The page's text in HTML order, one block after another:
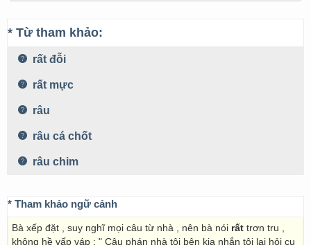
* Từ tham khảo:
rất đỗi
rất mực
râu
râu cá chốt
râu chim
* Tham khảo ngữ cảnh
Bà xếp đặt , suy nghĩ mọi câu từ nhà , nên bà nói rất trơn tru ,
không hề vấp váp : " Cậu phán nhà tôi bên kia nhắn tôi lại hỏi cụ